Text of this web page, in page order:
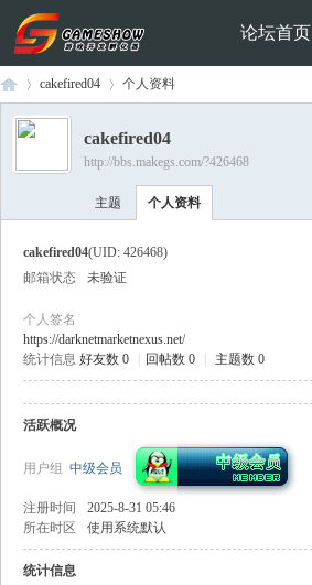
论坛首页
›
cakefired04 个人资料
cakefired04
http://bbs.makegs.com/?426468
主题 个人资料
cakefired04(UID: 426468)
邮箱状态
未验证
个人签名
https://darknetmarketnexus.net/
统计信息 好友数 0 回帖数 0 主题数 0
活跃概况
用户组 中级会员
注册时间 2025-8-31 05:46
所在时区
使用系统默认
统计信息